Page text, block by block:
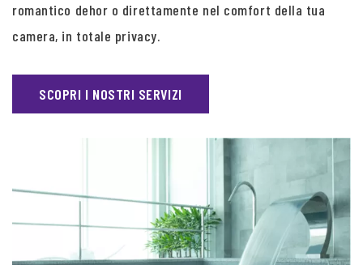
romantico dehor o direttamente nel comfort della tua
camera, in totale privacy.
SCOPRI I NOSTRI SERVIZI